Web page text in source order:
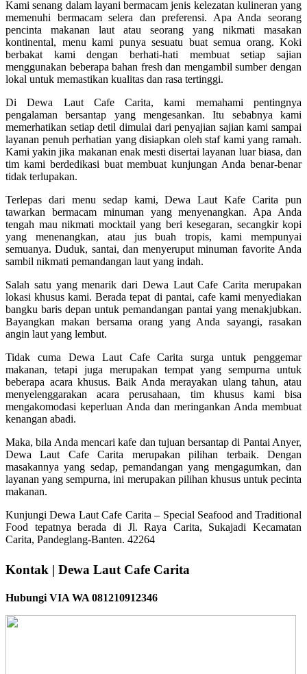
Kami senang dalam layani bermacam jenis kelezatan kulineran yang
memenuhi bermacam selera dan preferensi. Apa Anda seorang
pencinta makanan laut atau seorang yang nikmati masakan
kontinental, menu kami punya sesuatu buat semua orang. Koki
berbakat kami dengan berhati-hati membuat setiap sajian
menggunakan beberapa bahan fresh dan mengambil sumber dengan
lokal untuk memastikan kualitas dan rasa tertinggi.
Di Dewa Laut Cafe Carita, kami memahami pentingnya
pengalaman bersantap yang mengesankan. Itu sebabnya kami
memerhatikan setiap detil dimulai dari penyajian sajian kami sampai
layanan penuh perhatian yang disiapkan oleh staf kami yang ramah.
Kami yakin jika makanan enak mesti disertai layanan luar biasa, dan
tim kami berdedikasi buat membuat kunjungan Anda benar-benar
tidak terlupakan.
Terlepas dari menu sedap kami, Dewa Laut Kafe Carita pun
tawarkan bermacam minuman yang menyenangkan. Apa Anda
tengah mau nikmati mocktail yang beri kesegaran, secangkir kopi
yang menenangkan, atau jus buah tropis, kami mempunyai
semuanya. Duduk, santai, dan menyeruput minuman favorite Anda
sambil nikmati pemandangan laut yang indah.
Salah satu yang menarik dari Dewa Laut Cafe Carita merupakan
lokasi khusus kami. Berada tepat di pantai, cafe kami menyediakan
bangku baris depan untuk pemandangan pantai yang menakjubkan.
Bayangkan makan bersama orang yang Anda sayangi, rasakan
angin laut yang lembut.
Tidak cuma Dewa Laut Cafe Carita surga untuk penggemar
makanan, tetapi juga merupakan tempat yang sempurna untuk
beberapa acara khusus. Baik Anda merayakan ulang tahun, atau
menyelenggarakan acara perusahaan, tim khusus kami bisa
mengakomodasi keperluan Anda dan meringankan Anda membuat
kenangan abadi.
Maka, bila Anda mencari kafe dan tujuan bersantap di Pantai Anyer,
Dewa Laut Cafe Carita merupakan pilihan terbaik. Dengan
masakannya yang sedap, pemandangan yang mengagumkan, dan
layanan yang sempurna, ini merupakan pilihan khusus untuk pecinta
makanan.
Kunjungi Dewa Laut Cafe Carita – Special Seafood and Traditional
Food tepatnya berada di Jl. Raya Carita, Sukajadi Kecamatan
Carita, Pandeglang-Banten. 42264
Kontak | Dewa Laut Cafe Carita
Hubungi VIA WA 081210912346